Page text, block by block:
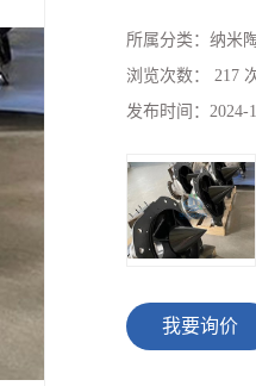
所属分类：纳米
浏览次数：
217
发布时间：2024-
我要询价